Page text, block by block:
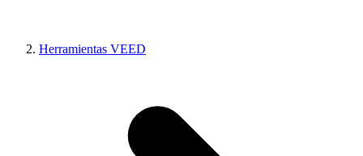
Herramientas VEED